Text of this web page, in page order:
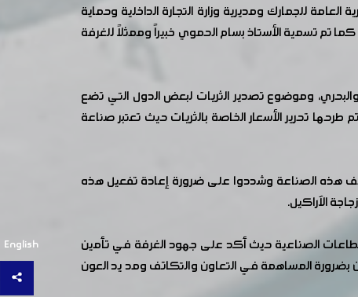
English
للجمارك ومديرية وزارة التجارة الداخلية وحماية
تم تسمية الأستاذ بسام الحموي خبيراً وممثلاً للغرفة
وموضوع تصدير الثريات لبعض الدول التي تضع
تحرير الأسعار الخاصة بالثريات حيث تعتبر صناعة
هذه الصناعة وشددوا على ضرورة إعادة تفعيل هذه
الآراكيل.
الصناعية حيث أكد على جهود الغرفة في تأمين
المساهمة في التعاون والتكاتف ومد يد العون